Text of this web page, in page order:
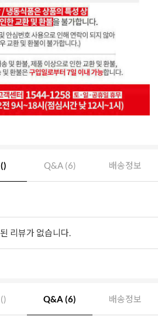
Q&A (6) 배송정보
리뷰가 없습니다.
Q&A (6) 배송정보